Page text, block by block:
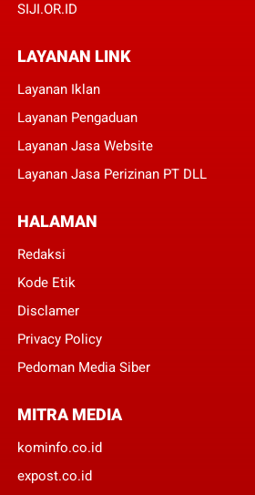
SIJI.OR.ID
LAYANAN LINK
Layanan Iklan
Layanan Pengaduan
Layanan Jasa Website
Layanan Jasa Perizinan PT DLL
HALAMAN
Redaksi
Kode Etik
Disclamer
Privacy Policy
Pedoman Media Siber
MITRA MEDIA
kominfo.co.id
expost.co.id